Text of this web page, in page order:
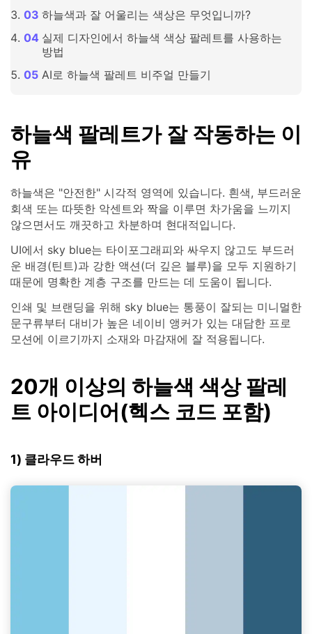
하늘색과 잘 어울리는 색상은 무엇입니까?
실제 디자인에서 하늘색 색상 팔레트를 사용하는
방법
AI로 하늘색 팔레트 비주얼 만들기
하늘색 팔레트가 잘 작동하는 이
유
하늘색은 "안전한" 시각적 영역에 있습니다. 흰색, 부드러운
회색 또는 따뜻한 악센트와 짝을 이루면 차가움을 느끼지
않으면서도 깨끗하고 차분하며 현대적입니다.
UI에서 sky blue는 타이포그래피와 싸우지 않고도 부드러
운 배경(틴트)과 강한 액션(더 깊은 블루)을 모두 지원하기
때문에 명확한 계층 구조를 만드는 데 도움이 됩니다.
인쇄 및 브랜딩을 위해 sky blue는 통풍이 잘되는 미니멀한
문구류부터 대비가 높은 네이비 앵커가 있는 대담한 프로
모션에 이르기까지 소재와 마감재에 잘 적용됩니다.
20개 이상의 하늘색 색상 팔레
트 아이디어(헥스 코드 포함)
1) 클라우드 하버